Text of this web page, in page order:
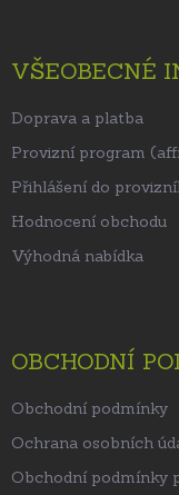
VŠEOBECNÉ
Doprava a platba
Provizní program
Přihlášení do
Hodnocení obchodu
Výhodná nabídka
OBCHODNÍ
Obchodní podmínky
Ochrana osobních
Obchodní podmínky